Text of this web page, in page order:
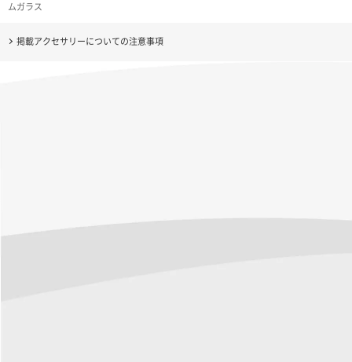
ムガラス
掲載アクセサリーについての注意事項